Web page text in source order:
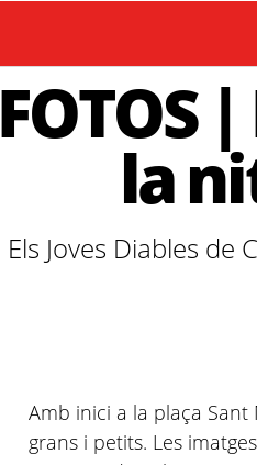
FOTOS
la
Els Joves Diables
Amb inici a la plaça
grans i petits. Les